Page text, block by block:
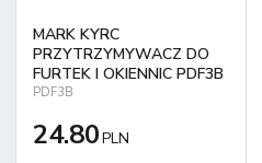
MARK KYRC
PRZYTRZYMYWACZ DO
FURTEK I OKIENNIC PDF3B
PDF3B
24.80PLN